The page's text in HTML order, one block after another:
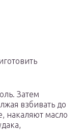
Затем
взбивать до
накаляют масло